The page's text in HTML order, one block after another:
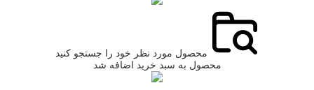
محصول مورد نظر خود را جستجو کنید
محصول به سبد خرید اضافه شد